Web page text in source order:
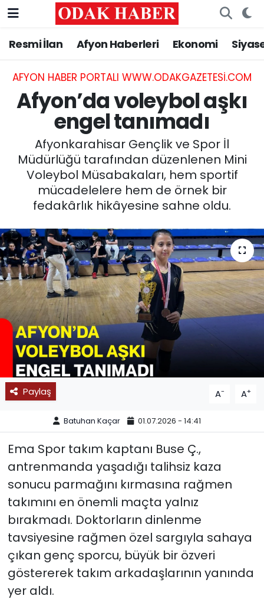
Resmi İlan Afyon Haberleri Ekonomi
AFYON HABER PORTALI WWW.ODAKGAZETESI.COM
Afyon’da voleybol aşkı
engel tanımadı
Afyonkarahisar Gençlik ve Spor İl
Müdürlüğü tarafından düzenlenen Mini
Voleybol Müsabakaları, hem sportif
mücadelelere hem de örnek bir
fedakârlık hikâyesine sahne oldu.
Paylaş A- A+
Batuhan Kaçar 01.07.2026 - 14:41
Ema Spor takım kaptanı Buse Ç.,
antrenmanda yaşadığı talihsiz kaza
sonucu parmağını kırmasına rağmen
takımını en önemli maçta yalnız
bırakmadı. Doktorların dinlenme
tavsiyesine rağmen özel sargıyla sahaya
çıkan genç sporcu, büyük bir özveri
göstererek takım arkadaşlarının yanında
yer aldı.
AFYONKARAHİSAR HABERLERİ
Resmi İlan
ASAYİŞ
SİYASET
EĞİTİM
MAGAZİN
SAĞLIK
SPOR
11:11 MANŞET
Nöbetçi Eczaneler
Hava Durumu
Trafik Durumu
Süper Lig Puan Durumu ve Fikstür
Tüm Manşetler
Son Dakika Haberleri
Haber Arşivi